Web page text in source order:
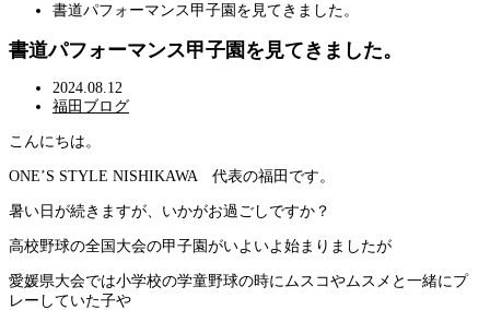
書道パフォーマンス甲子園を見てきました。
書道パフォーマンス甲子園を見てきました。
2024.08.12
福田ブログ
こんにちは。
ONE’S STYLE NISHIKAWA 代表の福田です。
暑い日が続きますが、いかがお過ごしですか？
高校野球の全国大会の甲子園がいよいよ始まりましたが
愛媛県大会では小学校の学童野球の時にムスコやムスメと一緒にプ
レーしていた子や